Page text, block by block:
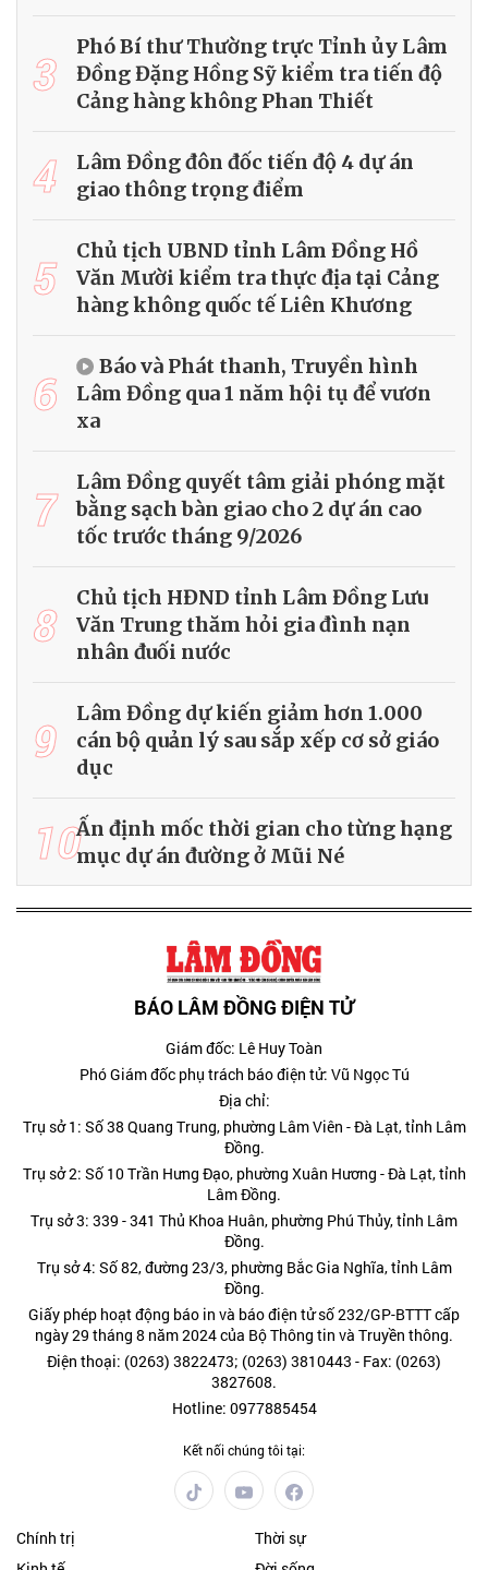
3
Phó Bí thư Thường trực Tỉnh ủy Lâm
Đồng Đặng Hồng Sỹ kiểm tra tiến độ
Cảng hàng không Phan Thiết
4
Lâm Đồng đôn đốc tiến độ 4 dự án
giao thông trọng điểm
5
Chủ tịch UBND tỉnh Lâm Đồng Hồ
Văn Mười kiểm tra thực địa tại Cảng
hàng không quốc tế Liên Khương
6
Báo và Phát thanh, Truyền hình
Lâm Đồng qua 1 năm hội tụ để vươn
xa
7
Lâm Đồng quyết tâm giải phóng mặt
bằng sạch bàn giao cho 2 dự án cao
tốc trước tháng 9/2026
8
Chủ tịch HĐND tỉnh Lâm Đồng Lưu
Văn Trung thăm hỏi gia đình nạn
nhân đuối nước
9
Lâm Đồng dự kiến giảm hơn 1.000
cán bộ quản lý sau sắp xếp cơ sở giáo
dục
10Ấn định mốc thời gian cho từng hạng
mục dự án đường ở Mũi Né
BÁO LÂM ĐỒNG ĐIỆN TỬ
Giám đốc: Lê Huy Toàn
Phó Giám đốc phụ trách báo điện tử: Vũ Ngọc Tú
Địa chỉ:
Trụ sở 1: Số 38 Quang Trung, phường Lâm Viên - Đà Lạt, tỉnh Lâm
Đồng.
Trụ sở 2: Số 10 Trần Hưng Đạo, phường Xuân Hương - Đà Lạt, tỉnh
Lâm Đồng.
Trụ sở 3: 339 - 341 Thủ Khoa Huân, phường Phú Thủy, tỉnh Lâm
Đồng.
Trụ sở 4: Số 82, đường 23/3, phường Bắc Gia Nghĩa, tỉnh Lâm
Đồng.
Giấy phép hoạt động báo in và báo điện tử số 232/GP-BTTT cấp
ngày 29 tháng 8 năm 2024 của Bộ Thông tin và Truyền thông.
Điện thoại: (0263) 3822473; (0263) 3810443 - Fax: (0263)
3827608.
Hotline: 0977885454
Kết nối chúng tôi tại:
Chính trị
Thời sự